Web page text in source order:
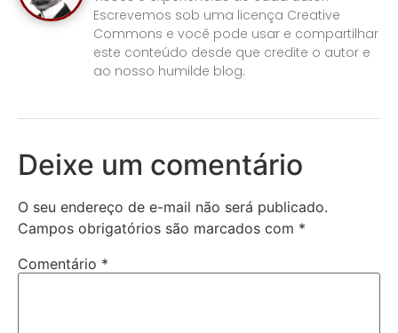
Escrevemos sob uma licença Creative
Commons e você pode usar e compartilhar
este conteúdo desde que credite o autor e
ao nosso humilde blog.
Deixe um comentário
O seu endereço de e-mail não será publicado.
Campos obrigatórios são marcados com *
Comentário *